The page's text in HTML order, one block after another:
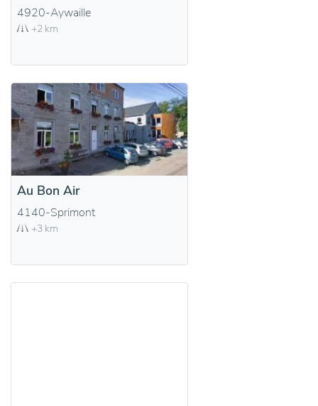
4920-Aywaille
+2 km
Au Bon Air
4140-Sprimont
+3 km